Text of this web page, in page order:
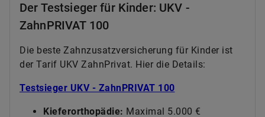
Der Testsieger für Kinder: UKV -
ZahnPRIVAT 100
Die beste Zahnzusatzversicherung für Kinder ist
der Tarif UKV ZahnPrivat. Hier die Details:
Testsieger UKV - ZahnPRIVAT 100
Kieferorthopädie: Maximal 5.000 €